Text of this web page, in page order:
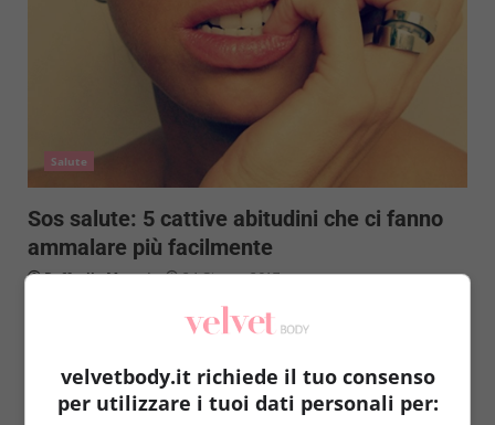
Salute
Sos salute: 5 cattive abitudini che ci fanno
ammalare più facilmente
Raffaella Mazzei 24 Giugno 2017
Virus e batteri mettono a repentaglio la salute ma
ciascun individuo possiede anche diverse cattive
abitudini che...
Read More
velvetbody.it richiede il tuo consenso
per utilizzare i tuoi dati personali per: